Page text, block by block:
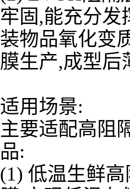
牢固,能充分发
装物品氧化变
膜生产,成型后
适用场景:
主要适配高阻
品:
(1) 低温生鲜